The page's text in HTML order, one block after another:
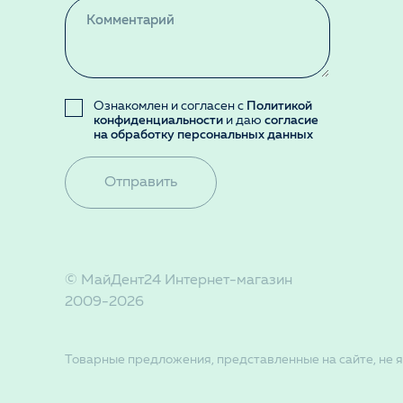
Ознакомлен и согласен с Политикой
конфиденциальности и даю согласие
на обработку персональных данных
Отправить
© МайДент24 Интернет-магазин
2009-2026
Товарные предложения, представленные на сайте,